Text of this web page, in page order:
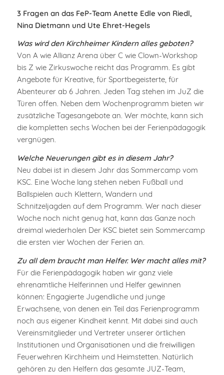
3 Fragen an das FeP-Team Anette Edle von Riedl,
Nina Dietmann und Ute Ehret-Hegels
Was wird den Kirchheimer Kindern alles geboten?
Von A wie Allianz Arena über C wie Clown-Workshop
bis Z wie Zirkuswoche reicht das Programm. Es gibt
Angebote für Kreative, für Sportbegeisterte, für
Abenteurer ab 6 Jahren. Jeden Tag stehen im JuZ die
Türen offen. Neben dem Wochenprogramm bieten wir
zusätzliche Tagesangebote an. Wer möchte, kann sich
die kompletten sechs Wochen bei der Ferienpädagogik
vergnügen.
Welche Neuerungen gibt es in diesem Jahr?
Neu dabei ist in diesem Jahr das Sommercamp vom
KSC. Eine Woche lang stehen neben Fußball und
Ballspielen auch Klettern, Wandern und
Schnitzeljagden auf dem Programm. Wer nach dieser
Woche noch nicht genug hat, kann das Ganze noch
dreimal wiederholen Der KSC bietet sein Sommercamp
die ersten vier Wochen der Ferien an.
Zu all dem braucht man Helfer. Wer macht alles mit?
Für die Ferienpädagogik haben wir ganz viele
ehrenamtliche Helferinnen und Helfer gewinnen
können: Engagierte Jugendliche und junge
Erwachsene, von denen ein Teil das Ferienprogramm
noch aus eigener Kindheit kennt. Mit dabei sind auch
Vereinsmitglieder und Vertreter unserer örtlichen
Institutionen und Organisationen und die freiwilligen
Feuerwehren Kirchheim und Heimstetten. Natürlich
gehören zu den Helfern das gesamte JUZ-Team,